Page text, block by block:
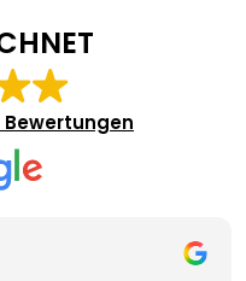
Bewertungen